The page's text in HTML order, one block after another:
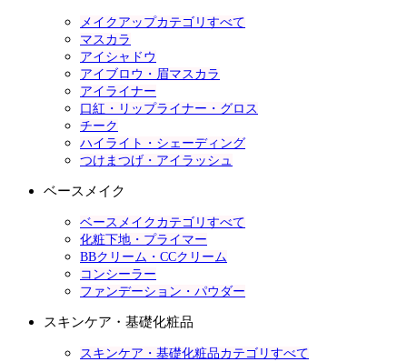
メイクアップカテゴリすべて
マスカラ
アイシャドウ
アイブロウ・眉マスカラ
アイライナー
口紅・リップライナー・グロス
チーク
ハイライト・シェーディング
つけまつげ・アイラッシュ
ベースメイク
ベースメイクカテゴリすべて
化粧下地・プライマー
BBクリーム・CCクリーム
コンシーラー
ファンデーション・パウダー
スキンケア・基礎化粧品
スキンケア・基礎化粧品カテゴリすべて